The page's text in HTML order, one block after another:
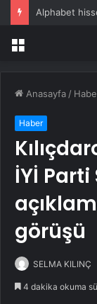
Menü
Anasayfa /
Haber
İYİ
görüşü
SELMA KILINÇ
4 dakika okuma